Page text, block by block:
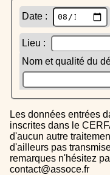
Date :
Lieu :
Nom et qualité du
Les données entrées dans le formulaire sont uniquement
inscrites dans le
d'aucun autre
d'ailleurs pas
remarques n'hésitez
contact@assoce.fr